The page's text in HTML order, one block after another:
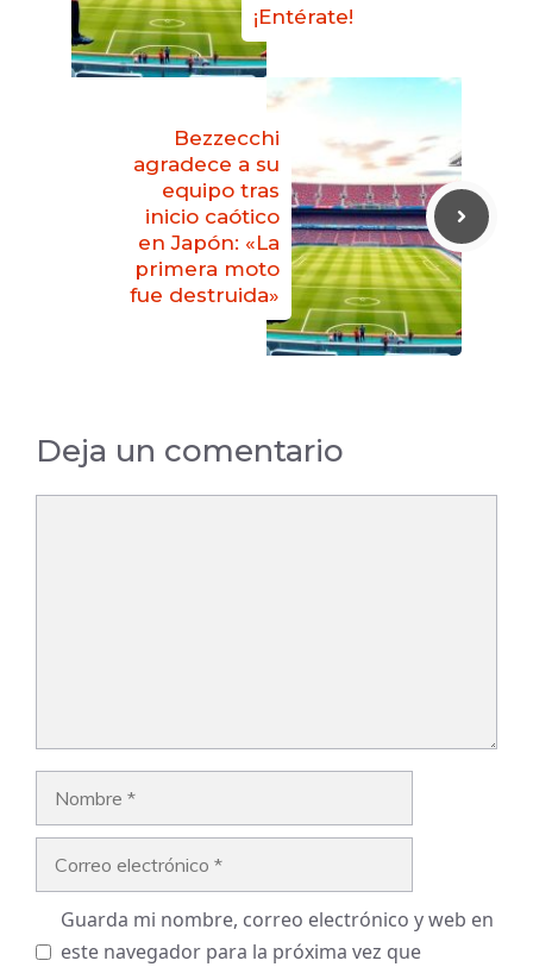
¡Entérate!
Bezzecchi
agradece a su
equipo tras
inicio caótico
en Japón: «La
primera moto
fue destruida»
Deja un comentario
Guarda mi nombre, correo electrónico y web en
este navegador para la próxima vez que